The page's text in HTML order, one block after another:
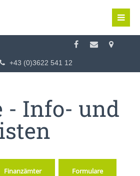
+43 (0)3622 541 12
- Info- und
Finanzämter Formulare